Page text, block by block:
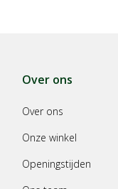
Over ons
Over ons
Onze winkel
Openingstijden